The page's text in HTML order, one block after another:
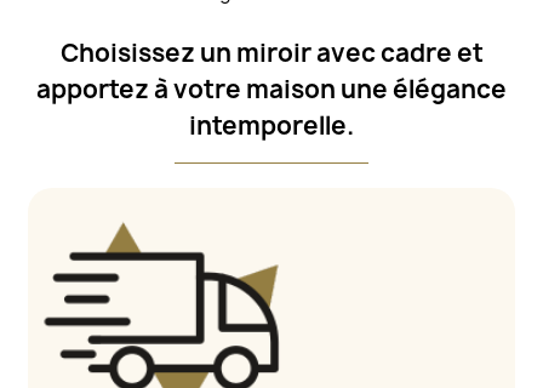
Choisissez un miroir avec cadre et
apportez à votre maison une élégance
intemporelle.